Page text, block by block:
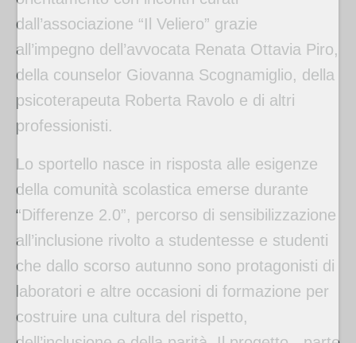
dall’associazione “Il Veliero” grazie
all’impegno dell’avvocata Renata Ottavia Piro,
della counselor Giovanna Scognamiglio, della
psicoterapeuta Roberta Ravolo e di altri
professionisti.
Lo sportello nasce in risposta alle esigenze
della comunità scolastica emerse durante
“Differenze 2.0”, percorso di sensibilizzazione
all’inclusione rivolto a studentesse e studenti
che dallo scorso autunno sono protagonisti di
laboratori e altre occasioni di formazione per
costruire una cultura del rispetto,